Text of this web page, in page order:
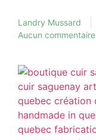
Landry Mussard
Aucun commentaire